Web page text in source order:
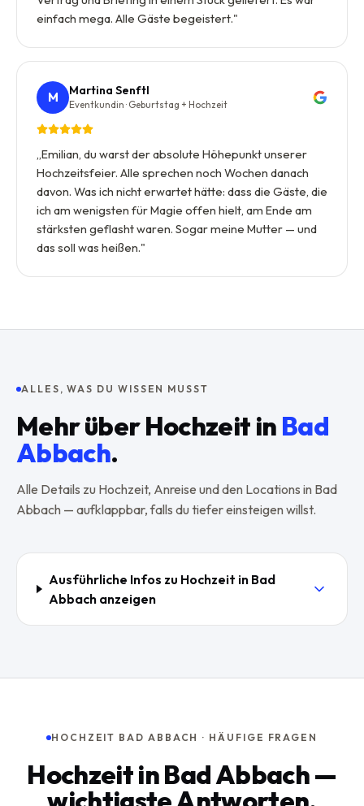
einfach mega. Alle Gäste begeistert."
M Martina Senftl
Eventkundin · Geburtstag + Hochzeit
„Emilian, du warst der absolute Höhepunkt unserer
Hochzeitsfeier. Alle sprechen noch Wochen danach
davon. Was ich nicht erwartet hätte: dass die Gäste, die
ich am wenigsten für Magie offen hielt, am Ende am
stärksten geflasht waren. Sogar meine Mutter — und
das soll was heißen."
ALLES, WAS DU WISSEN MUSST
Mehr überHochzeit in Bad
Abbach.
Alle Details zu Hochzeit, Anreise und den Locations in Bad
Abbach — aufklappbar, falls du tiefer einsteigen willst.
Ausführliche Infos zu Hochzeit in Bad
Abbachanzeigen
HOCHZEIT BAD ABBACH · HÄUFIGE FRAGEN
Hochzeit in Bad Abbach —